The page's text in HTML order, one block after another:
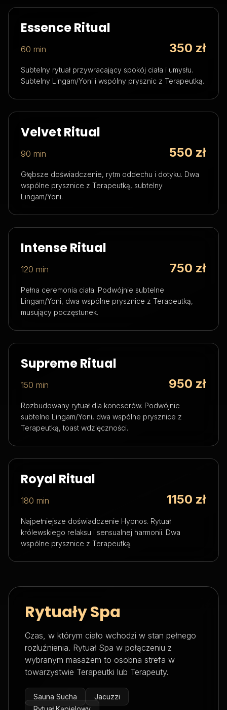
Essence Ritual
60 min 350 zł
Subtelny rytuał przywracający spokój ciała i umysłu.
Subtelny Lingam/Yoni i wspólny prysznic z Terapeutką.
Velvet Ritual
90 min 550 zł
Głębsze doświadczenie, rytm oddechu i dotyku. Dwa
wspólne prysznice z Terapeutką, subtelny
Lingam/Yoni.
Intense Ritual
120 min 750 zł
Pełna ceremonia ciała. Podwójnie subtelne
Lingam/Yoni, dwa wspólne prysznice z Terapeutką,
musujący poczęstunek.
Supreme Ritual
150 min 950 zł
Rozbudowany rytuał dla koneserów. Podwójnie
subtelne Lingam/Yoni, dwa wspólne prysznice z
Terapeutką, toast wdzięczności.
Royal Ritual
180 min 1150 zł
Najpełniejsze doświadczenie Hypnos. Rytuał
królewskiego relaksu i sensualnej harmonii. Dwa
wspólne prysznice z Terapeutką.
Rytuały Spa
Czas, w którym ciało wchodzi w stan pełnego
rozluźnienia. Rytuał Spa w połączeniu z
wybranym masażem to osobna strefa w
towarzystwie Terapeutki lub Terapeuty.
Sauna Sucha
Jacuzzi